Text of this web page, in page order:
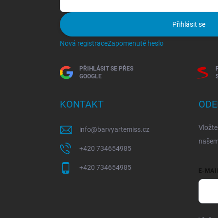
Přihlásit se
Nová registraceZapomenuté heslo
PŘIHLÁSIT SE PŘES
GOOGLE
KONTAKT
info@barvyartemiss.cz
+420 734654985
+420 734654985 E-